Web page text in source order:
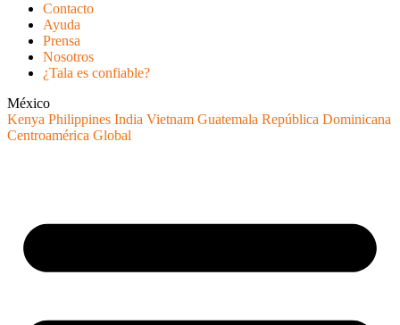
Contacto
Ayuda
Prensa
Nosotros
¿Tala es confiable?
México
Kenya Philippines India Vietnam Guatemala República Dominicana
Centroamérica Global